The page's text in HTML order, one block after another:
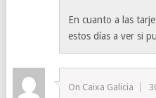
En cuanto a las
estos días a ver si
On Caixa Galicia